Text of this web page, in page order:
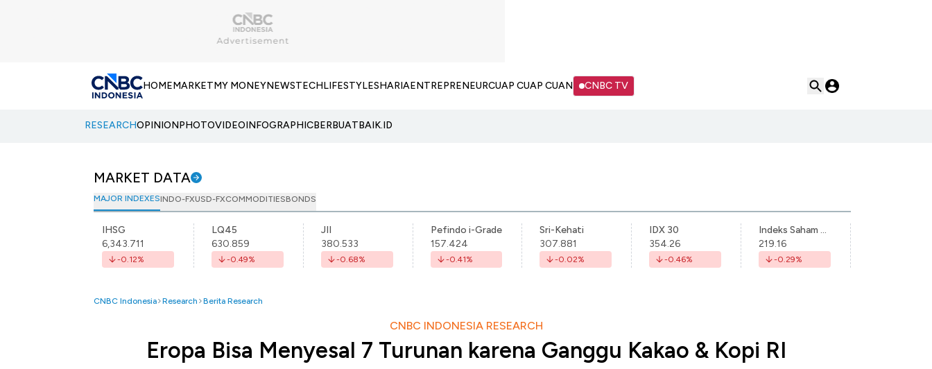
HOMEMARKETMY MONEYNEWSTECHLIFESTYLESHARIAENTREPRENEURCUAP CUAP CUAN CNBC TV
RESEARCHOPINIONPHOTOVIDEOINFOGRAPHICBERBUATBAIK.ID
MARKET DATA
MAJOR INDEXESINDO-FXUSD-FXCOMMODITIESBONDS
IHSG
6,343.711
-0.12%
LQ45
630.859
-0.49%
JII
380.533
-0.68%
Pefindo i-Grade
157.424
-0.41%
Sri-Kehati
307.881
-0.02%
IDX 30
354.26
-0.46%
Indeks Saham Syariah Indonesia
219.16
-0.29%
CNBC Indonesia Research Berita Research
CNBC INDONESIA RESEARCH
Eropa Bisa Menyesal 7 Turunan karena Ganggu Kakao & Kopi RI